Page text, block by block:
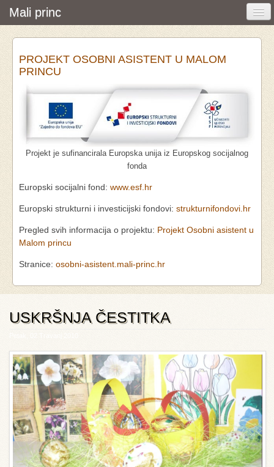
Mali princ
Početna
Vijesti i događanja
Udruga
Pretraživanje
PROJEKT OSOBNI ASISTENT U MALOM
PRINCU
Projekt je sufinancirala Europska unija iz Europskog socijalnog
fonda
Europski socijalni fond: www.esf.hr
Europski strukturni i investicijski fondovi: strukturnifondovi.hr
Pregled svih informacija o projektu: Projekt Osobni asistent u
Malom princu
Stranice: osobni-asistent.mali-princ.hr
USKRŠNJA ČESTITKA